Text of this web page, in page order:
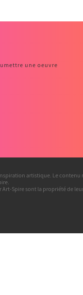
une oeuvre
artistique. Le
Art-Spire sont la propriété de